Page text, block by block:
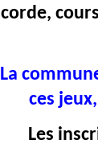
corde,
La
ces
Les